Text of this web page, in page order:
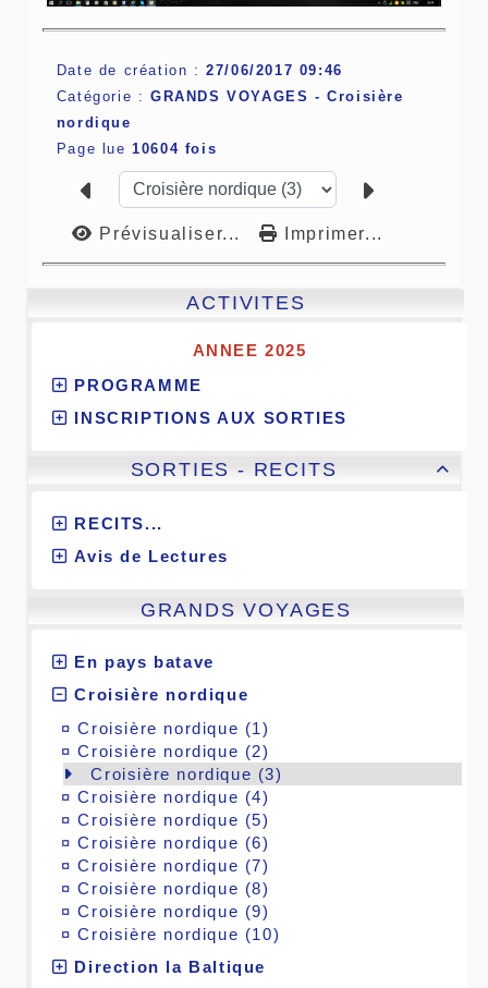
ACTIVITES
ANNEE 2025
PROGRAMME
INSCRIPTIONS AUX SORTIES

SORTIES - RECITS
RECITS...
Avis de Lectures
GRANDS VOYAGES
En pays batave
Croisière nordique
¤Croisière nordique (1)
¤Croisière nordique (2)
Croisière nordique (3)
¤Croisière nordique (4)
¤Croisière nordique (5)
¤Croisière nordique (6)
¤Croisière nordique (7)
¤Croisière nordique (8)
¤Croisière nordique (9)
¤Croisière nordique (10)
Direction la Baltique
Date de création :27/06/2017 09:46
Catégorie : GRANDS VOYAGES -Croisière
nordique
Page lue10604 fois
Prévisualiser... Imprimer...